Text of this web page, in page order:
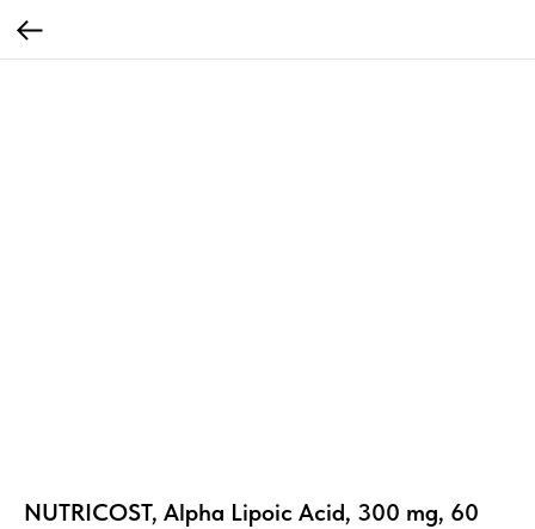
NUTRICOST, Alpha Lipoic Acid, 300 mg, 60